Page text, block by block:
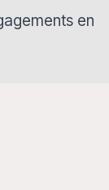
en